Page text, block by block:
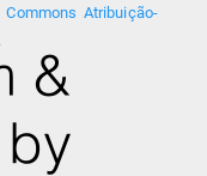
Commons Atribuição-